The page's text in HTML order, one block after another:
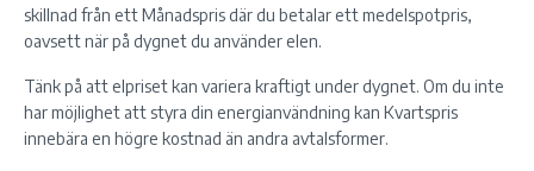
skillnad från ett Månadspris där du betalar ett medelspotpris,
oavsett när på dygnet du använder elen.
Tänk på att elpriset kan variera kraftigt under dygnet. Om du inte
har möjlighet att styra din energianvändning kan Kvartspris
innebära en högre kostnad än andra avtalsformer.